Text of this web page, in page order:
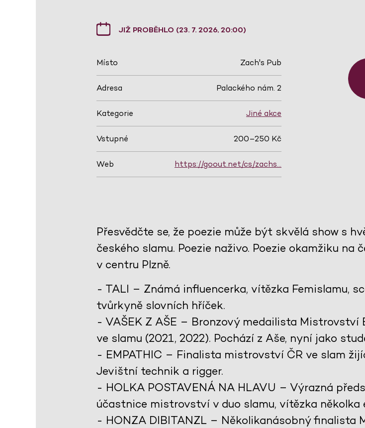
JIŽ PROBĚHLO (23. 7. 2026, 20:00)
Místo Zach's Pub
Adresa Palackého nám. 2
Kategorie Jiné akce
Vstupné 200–250 Kč
Web https://goout.net/cs/zachs…
Přesvědčte se, že poezie může být skvělá show s
českého slamu. Poezie naživo. Poezie okamžiku
v centru Plzně.
- TALI – Známá influencerka, vítězka Femislamu,
tvůrkyně slovních hříček.
- VAŠEK Z AŠE – Bronzový medailista Mistrovství
ve slamu (2021, 2022). Pochází z Aše, nyní jako
- EMPATHIC – Finalista mistrovství ČR ve slam
Jevištní technik a rigger.
- HOLKA POSTAVENÁ NA HLAVU – Výrazná
účastnice mistrovství v duo slamu, vítězka několka
- HONZA DIBITANZL – Několikanásobný finalista